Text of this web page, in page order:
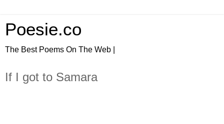
Poesie.co
The Best Poems On The Web |
If I got to Samara